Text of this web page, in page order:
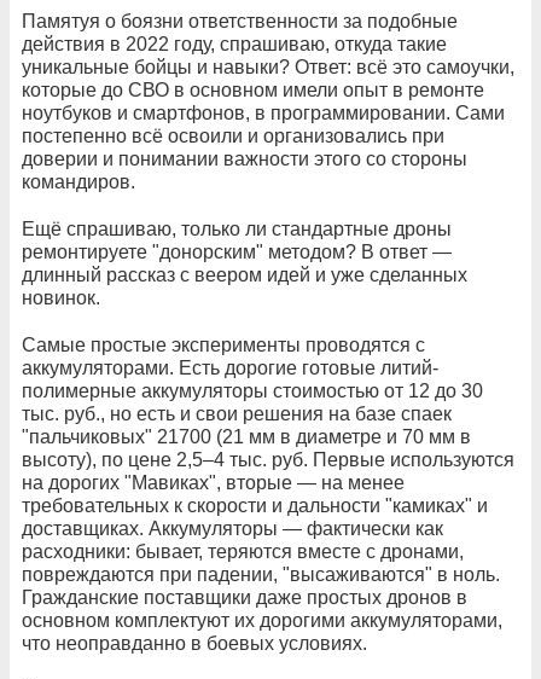
Памятуя о боязни ответственности за подобные
действия в 2022 году, спрашиваю, откуда такие
уникальные бойцы и навыки? Ответ: всё это самоучки,
которые до СВО в основном имели опыт в ремонте
ноутбуков и смартфонов, в программировании. Сами
постепенно всё освоили и организовались при
доверии и понимании важности этого со стороны
командиров.
Ещё спрашиваю, только ли стандартные дроны
ремонтируете "донорским" методом? В ответ —
длинный рассказ с веером идей и уже сделанных
новинок.
Самые простые эксперименты проводятся с
аккумуляторами. Есть дорогие готовые литий-
полимерные аккумуляторы стоимостью от 12 до 30
тыс. руб., но есть и свои решения на базе спаек
"пальчиковых" 21700 (21 мм в диаметре и 70 мм в
высоту), по цене 2,5–4 тыс. руб. Первые используются
на дорогих "Мавиках", вторые — на менее
требовательных к скорости и дальности "камиках" и
доставщиках. Аккумуляторы — фактически как
расходники: бывает, теряются вместе с дронами,
повреждаются при падении, "высаживаются" в ноль.
Гражданские поставщики даже простых дронов в
основном комплектуют их дорогими аккумуляторами,
что неоправданно в боевых условиях.